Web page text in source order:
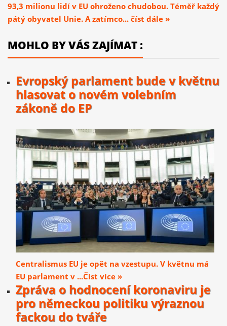
93,3 milionu lidí v EU ohroženo chudobou. Téměř každý
pátý obyvatel Unie. A zatímco... číst dále »
MOHLO BY VÁS ZAJÍMAT :
Evropský parlament bude v květnu
hlasovat o novém volebním
zákoně do EP
Centralismus EU je opět na vzestupu. V květnu má
EU parlament v ...Číst více »
Zpráva o hodnocení koronaviru je
pro německou politiku výraznou
fackou do tváře